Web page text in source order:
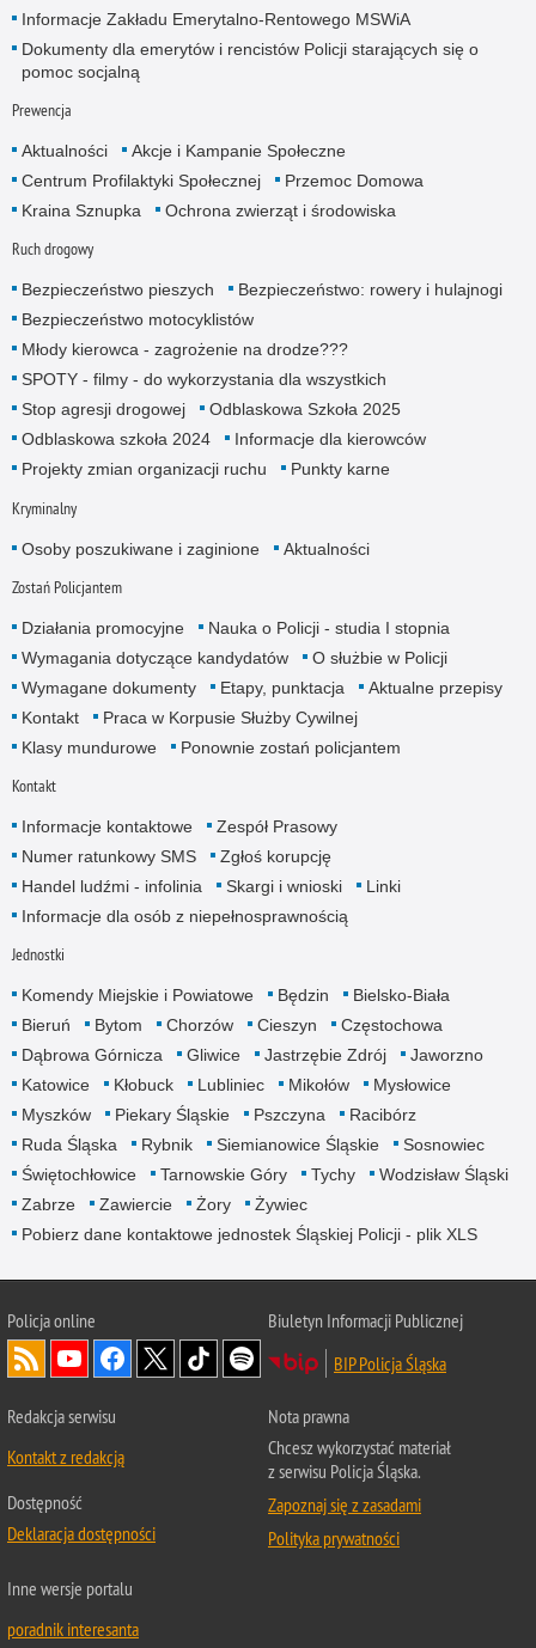
Informacje Zakładu Emerytalno-Rentowego MSWiA
Dokumenty dla emerytów i rencistów Policji starających się o
pomoc socjalną
Prewencja
Aktualności
Akcje i Kampanie Społeczne
Centrum Profilaktyki Społecznej
Przemoc Domowa
Kraina Sznupka
Ochrona zwierząt i środowiska
Ruch drogowy
Bezpieczeństwo pieszych
Bezpieczeństwo: rowery i hulajnogi
Bezpieczeństwo motocyklistów
Młody kierowca - zagrożenie na drodze???
SPOTY - filmy - do wykorzystania dla wszystkich
Stop agresji drogowej
Odblaskowa Szkoła 2025
Odblaskowa szkoła 2024
Informacje dla kierowców
Projekty zmian organizacji ruchu
Punkty karne
Kryminalny
Osoby poszukiwane i zaginione Aktualności
Zostań Policjantem
Działania promocyjne
Nauka o Policji - studia I stopnia
Wymagania dotyczące kandydatów
O służbie w Policji
Wymagane dokumenty
Etapy, punktacja
Aktualne przepisy
Kontakt
Praca w Korpusie Służby Cywilnej
Klasy mundurowe
Ponownie zostań policjantem
Kontakt
Informacje kontaktowe
Zespół Prasowy
Numer ratunkowy SMS
Zgłoś korupcję
Handel ludźmi - infolinia
Skargi i wnioski
Linki
Informacje dla osób z niepełnosprawnością
Jednostki
Komendy Miejskie i Powiatowe Będzin
Bielsko-Biała
Bieruń
Bytom Chorzów Cieszyn
Częstochowa
Dąbrowa Górnicza
Gliwice Jastrzębie Zdrój
Jaworzno
Katowice
Kłobuck Lubliniec Mikołów
Mysłowice
Myszków
Piekary Śląskie Pszczyna
Racibórz
Ruda Śląska
Rybnik Siemianowice Śląskie
Sosnowiec
Świętochłowice
Tarnowskie Góry Tychy
Wodzisław Śląski
Zabrze
Zawiercie Żory
Żywiec
Pobierz dane kontaktowe jednostek Śląskiej Policji - plik XLS
Policja online
Biuletyn Informacji Publicznej
BIP Policja Śląska
Redakcja serwisu
Kontakt z redakcją
Dostępność
Deklaracja dostępności
Nota prawna
Chcesz wykorzystać materiał
z serwisu Policja Śląska.
Zapoznaj się z zasadami
Polityka prywatności
Inne wersje portalu
poradnik interesanta